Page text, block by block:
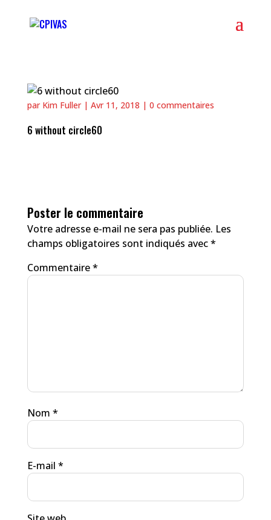
par Kim Fuller| Avr 11, 2018 | 0 commentaires
6 without circle60
Poster le commentaire
Votre adresse e-mail ne sera pas publiée. Les
champs obligatoires sont indiqués avec*
Commentaire*
Nom *
E-mail *